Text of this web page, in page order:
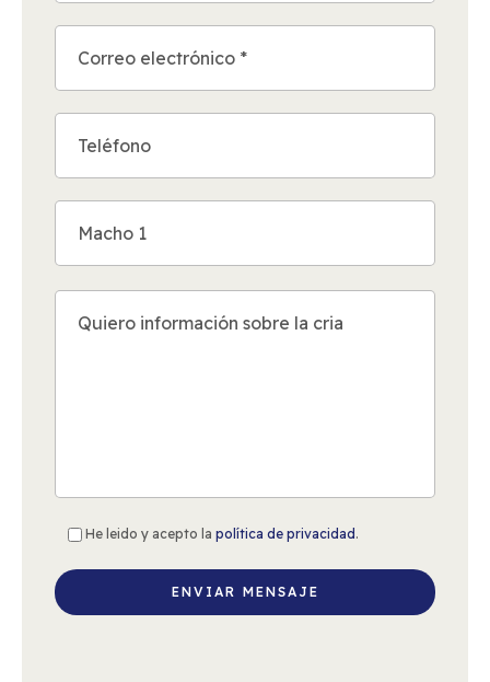
He leido y acepto la política de privacidad .